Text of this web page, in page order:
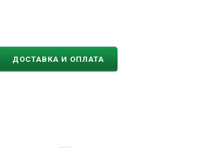
ДОСТАВКА И ОПЛАТА